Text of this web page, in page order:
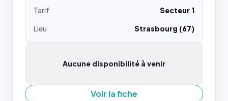
Tarif
Secteur 1
Lieu
Strasbourg (67)
Aucune disponibilité à venir
Voir la fiche